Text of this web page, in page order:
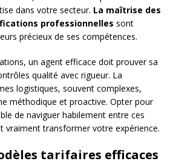
dans votre secteur. La maîtrise des
professionnelles sont
précieux de ses compétences.
un agent efficace doit prouver sa
qualité avec rigueur. La
logistiques, souvent complexes,
méthodique et proactive. Opter pour
de naviguer habilement entre ces
vraiment transformer votre expérience.
tarifaires efficaces